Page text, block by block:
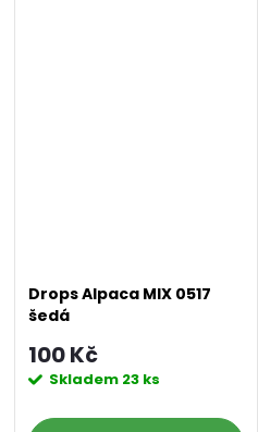
Drops Alpaca MIX 0517
šedá
100 Kč
Skladem 23 ks